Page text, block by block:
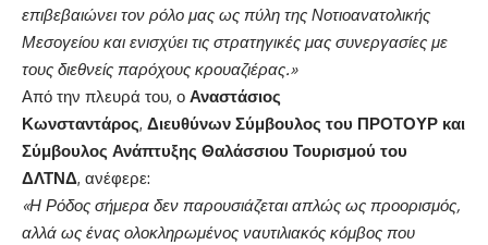
επιβεβαιώνει τον ρόλο μας ως πύλη της Νοτιοανατολικής
Μεσογείου και ενισχύει τις στρατηγικές μας συνεργασίες με
τους διεθνείς παρόχους κρουαζιέρας.»
Από την πλευρά του, ο Αναστάσιος
Κωνσταντάρος, Διευθύνων Σύμβουλος του ΠΡΟΤΟΥΡ και
Σύμβουλος Ανάπτυξης Θαλάσσιου Τουρισμού του
ΔΛΤΝΔ, ανέφερε:
«Η Ρόδος σήμερα δεν παρουσιάζεται απλώς ως προορισμός,
αλλά ως ένας ολοκληρωμένος ναυτιλιακός κόμβος που